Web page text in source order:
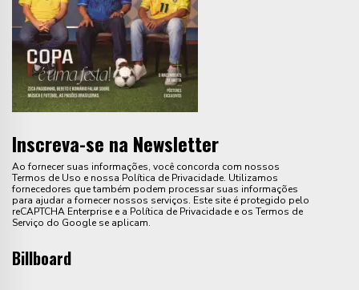
Inscreva-se na Newsletter
Ao fornecer suas informações, você concorda com nossos
Termos de Uso e nossa Política de Privacidade. Utilizamos
fornecedores que também podem processar suas informações
para ajudar a fornecer nossos serviços. Este site é protegido pelo
reCAPTCHA Enterprise e a Política de Privacidade e os Termos de
Serviço do Google se aplicam.
Billboard